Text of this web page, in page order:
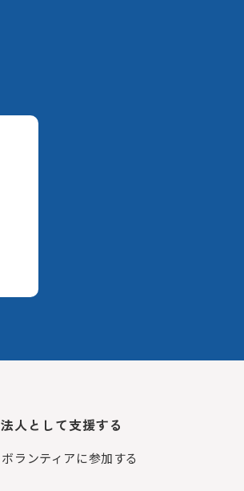
法人として支援する
ボランティアに参加する